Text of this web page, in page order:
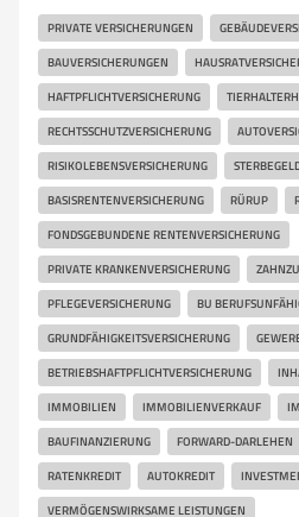
PRIVATE VERSICHERUNGEN
BAUVERSICHERUNGEN
HAFTPFLICHTVERSICHERUNG
RECHTSSCHUTZVERSICHERUNG
RISIKOLEBENSVERSICHERUNG
BASISRENTENVERSICHERUNG RÜRUP
FONDSGEBUNDENE RENTENVERSICHERUNG
PRIVATE KRANKENVERSICHERUNG
PFLEGEVERSICHERUNG BU
GRUNDFÄHIGKEITSVERSICHERUNG
BETRIEBSHAFTPFLICHTVERSICHERUNG
IMMOBILIEN IMMOBILIENVERKAUF
BAUFINANZIERUNG FORWARD-DARLEHEN
RATENKREDIT AUTOKREDIT
VERMÖGENSWIRKSAME LEISTUNGEN